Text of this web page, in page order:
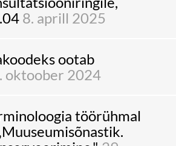
8. aprill 2025
ootab
oktoober 2024
töörühmal